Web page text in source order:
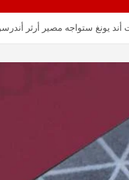
أند يونغ ستواجه مصير أرثر